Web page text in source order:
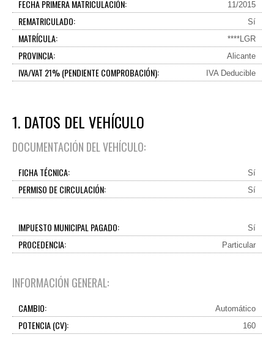
FECHA PRIMERA MATRICULACIÓN: 11/2015
REMATRICULADO: Sí
MATRÍCULA: ****LGR
PROVINCIA: Alicante
IVA/VAT 21% (PENDIENTE COMPROBACIÓN): IVA Deducible
1. DATOS DEL VEHÍCULO
DOCUMENTACIÓN DEL VEHÍCULO:
FICHA TÉCNICA: Sí
PERMISO DE CIRCULACIÓN: Sí
IMPUESTO MUNICIPAL PAGADO: Sí
PROCEDENCIA: Particular
INFORMACIÓN GENERAL:
CAMBIO: Automático
POTENCIA (CV): 160